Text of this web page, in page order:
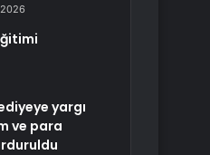
yargı
ve para